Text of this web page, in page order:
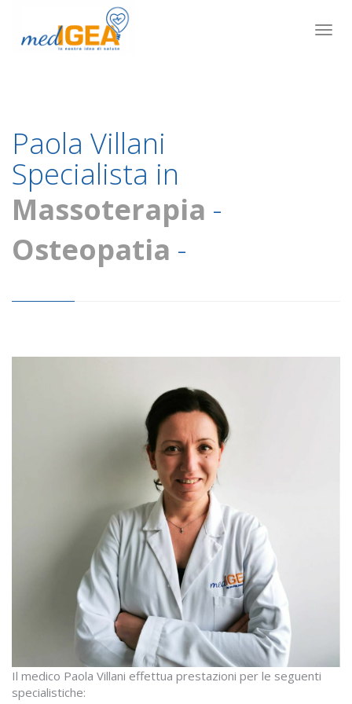
Paola Villani
Specialista in
Massoterapia -
Osteopatia -
Il medico Paola Villani effettua prestazioni per le seguenti
specialistiche: